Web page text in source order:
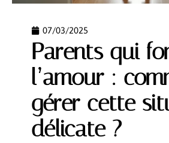
07/03/2025
Parents qui
l’amour :
gérer cette
délicate ?